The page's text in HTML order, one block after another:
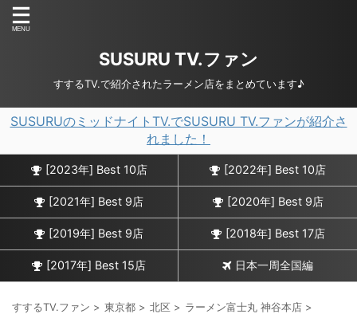
SUSURU TV.ファン
すするTV.で紹介されたラーメン店をまとめています♪
SUSURUのミッドナイトTV.でSUSURU TV.ファンが紹介さ
れました！
[2023年] Best 10店 [2022年] Best 10店
[2021年] Best 9店 [2020年] Best 9店
[2019年] Best 9店 [2018年] Best 17店
[2017年] Best 15店 日本一周全国編
すするTV.ファン > 東京都 > 北区 > ラーメン富士丸 神谷本店 >